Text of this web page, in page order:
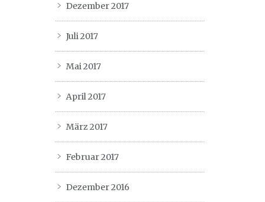
Dezember 2017
Juli 2017
Mai 2017
April 2017
März 2017
Februar 2017
Dezember 2016